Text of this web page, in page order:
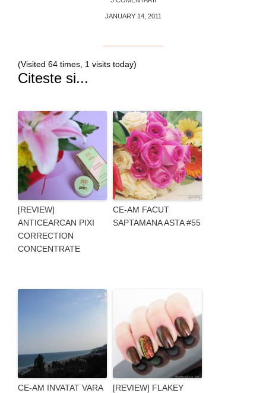
JANUARY 14, 2011
(Visited 64 times, 1 visits today)
Citeste si...
[REVIEW]
ANTICEARCAN PIXI
CORRECTION
CONCENTRATE
CE-AM FACUT
SAPTAMANA ASTA #55
CE-AM INVATAT VARA
[REVIEW] FLAKEY